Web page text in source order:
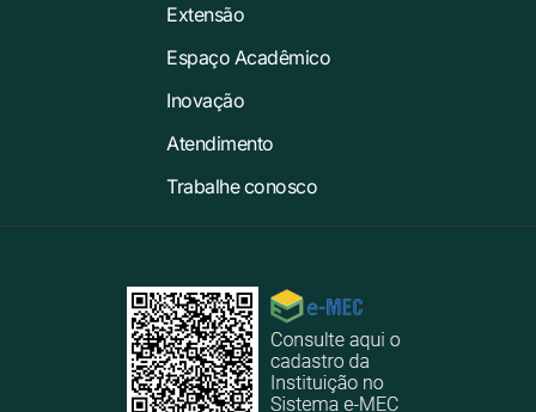
Extensão
Espaço Acadêmico
Inovação
Atendimento
Trabalhe conosco